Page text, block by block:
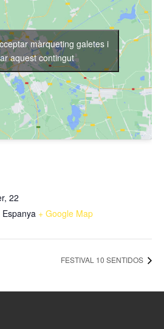
22
Espanya + Google Map
màrqueting galetes i
aquest contingut
FESTIVAL 10 SENTIDOS